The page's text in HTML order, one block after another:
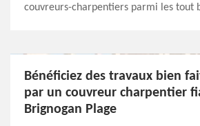
couvreurs-charpentiers parmi les tout
Bénéficiez des travaux bien
par un couvreur charpentier
Brignogan Plage